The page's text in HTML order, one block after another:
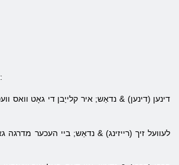
שפּילן אַ וואָריער פון ספּאַרטאַ גיט איר קלייַבן די דרייַ געטער. איר וועט ווערן געגעבן די געלעגנהייט צו פירן אויס די דרייַ טריט צו די געטער:
דינען (דינען) & נדאַש; איר קלייַבן די גאָט וואס